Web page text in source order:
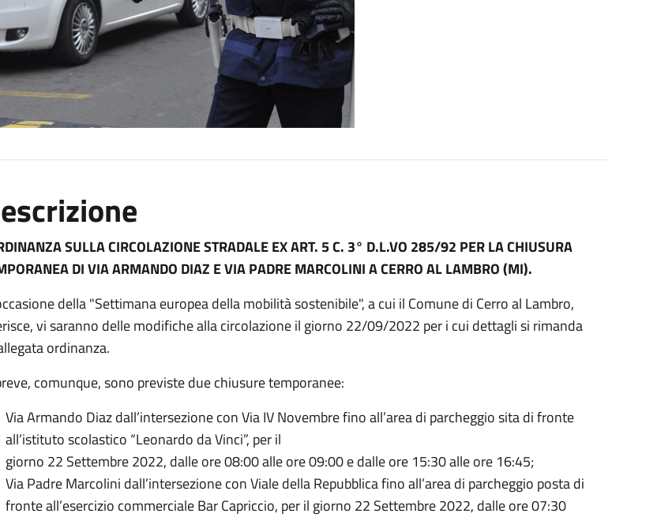
SULLA CIRCOLAZIONE STRADALE EX ART. 5 C. 3° D.L.VO 285/92 PER LA CHIUSURA
DI VIA ARMANDO DIAZ E VIA PADRE MARCOLINI A CERRO AL LAMBRO (MI).
della "Settimana europea della mobilità sostenibile", a cui il Comune di Cerro al Lambro,
vi saranno delle modifiche alla circolazione il giorno 22/09/2022 per i cui dettagli si rimanda
ordinanza.
comunque, sono previste due chiusure temporanee:
Via Armando Diaz dall’intersezione con Via IV Novembre fino all’area di parcheggio sita di fronte
all’istituto scolastico “Leonardo da Vinci”, per il
giorno 22 Settembre 2022, dalle ore 08:00 alle ore 09:00 e dalle ore 15:30 alle ore 16:45;
Via Padre Marcolini dall’intersezione con Viale della Repubblica fino all’area di parcheggio posta di
fronte all’esercizio commerciale Bar Capriccio, per il giorno 22 Settembre 2022, dalle ore 07:30